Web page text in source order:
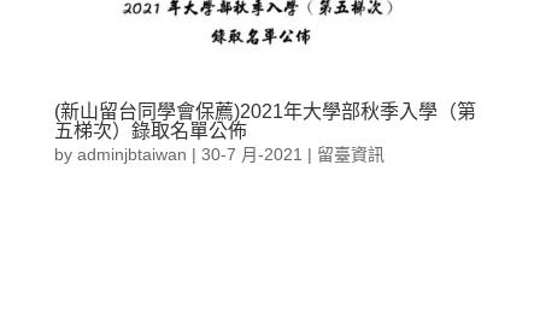
(新山留台同學會保薦)2021年大學部秋季入學（第
五梯次）錄取名單公佈
by adminjbtaiwan | 30-7 月-2021 | 留臺資訊